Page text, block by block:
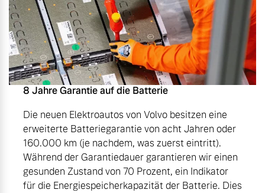
8 Jahre Garantie auf die Batterie
Die neuen Elektroautos von Volvo besitzen eine
erweiterte Batteriegarantie von acht Jahren oder
160.000 km (je nachdem, was zuerst eintritt).
Während der Garantiedauer garantieren wir einen
gesunden Zustand von 70 Prozent, ein Indikator
für die Energiespeicherkapazität der Batterie. Dies